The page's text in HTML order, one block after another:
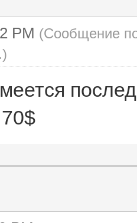
PM (Сообщение
.)